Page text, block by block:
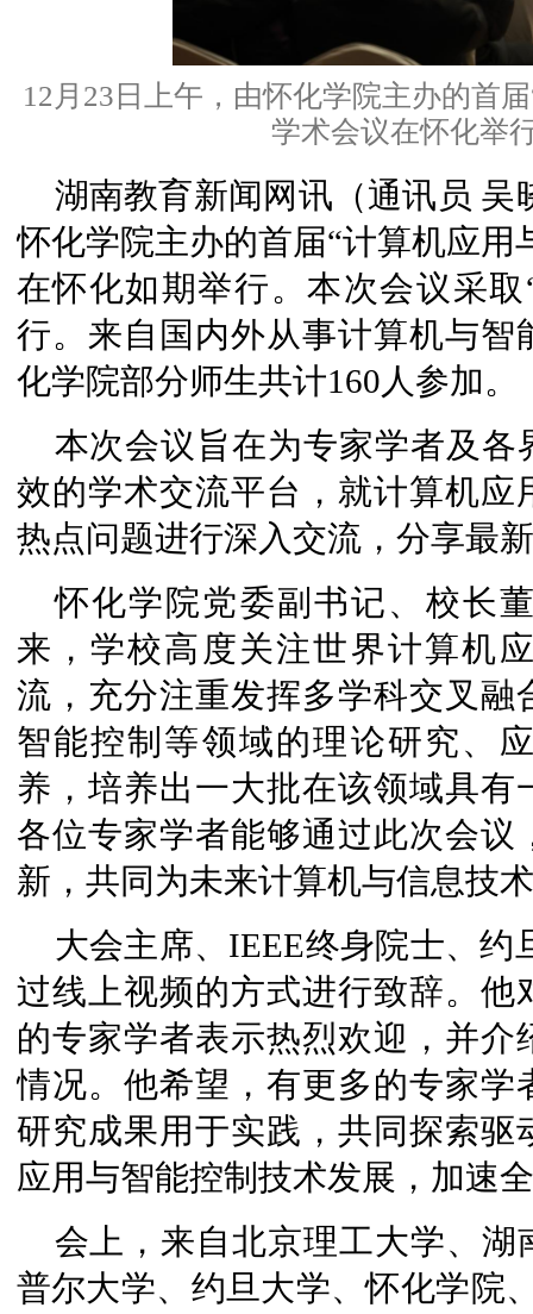
12月23日上午，由怀化学院主办的首
学术会议在怀化举
湖南教育新闻网讯（通讯员 吴
怀化学院主办的首届“计算机应
在怀化如期举行。本次会议采
行。来自国内外从事计算机与
化学院部分师生共计160人参加。
本次会议旨在为专家学者及
效的学术交流平台，就计算机
热点问题进行深入交流，分享最
怀化学院党委副书记、校长
来，学校高度关注世界计算机
流，充分注重发挥多学科交叉
智能控制等领域的理论研究、
养，培养出一大批在该领域具
各位专家学者能够通过此次会
新，共同为未来计算机与信息技
大会主席、IEEE终身院士、约
过线上视频的方式进行致辞。
的专家学者表示热烈欢迎，并
情况。他希望，有更多的专家
研究成果用于实践，共同探索
应用与智能控制技术发展，加速
会上，来自北京理工大学、
普尔大学、约旦大学、怀化学院